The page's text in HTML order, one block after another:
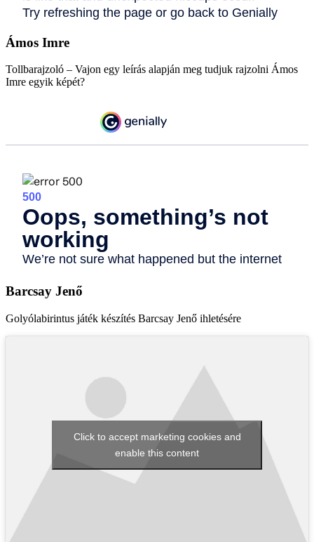
Ámos Imre
Tollbarajzoló – Vajon egy leírás alapján meg tudjuk rajzolni Ámos
Imre egyik képét?
Barcsay Jenő
Golyólabirintus játék készítés Barcsay Jenő ihletésére
Click to accept marketing cookies and
enable this content